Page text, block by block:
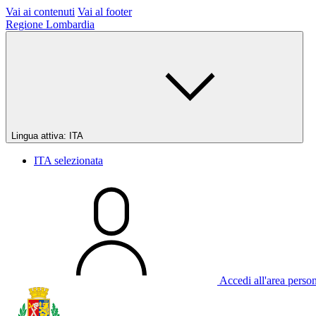
Vai ai contenuti Vai al footer
Regione Lombardia
Lingua attiva: ITA
ITA selezionata
Accedi all'area